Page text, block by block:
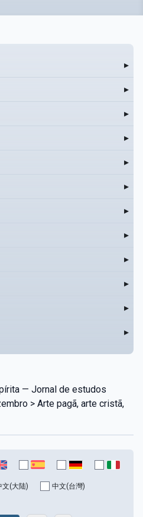
▸
▸
▸
▸
▸
▸
▸
▸
▸
▸
▸
▸
— Jornal de estudos
> Arte pagã, arte cristã,
文(大陆) 中文(台灣)